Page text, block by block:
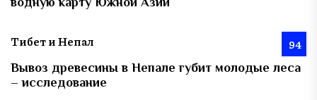
Тибет и Непал 94
Вывоз древесины в Непале губит молодые леса
– исследование